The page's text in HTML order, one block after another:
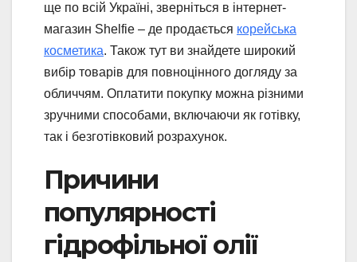
ще по всій Україні, зверніться в інтернет-
магазин Shelfie – де продається корейська
косметика. Також тут ви знайдете широкий
вибір товарів для повноцінного догляду за
обличчям. Оплатити покупку можна різними
зручними способами, включаючи як готівку,
так і безготівковий розрахунок.
Причини
популярності
гідрофільної олії